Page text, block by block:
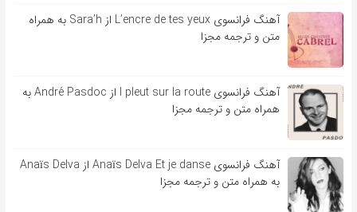
آهنگ فرانسوی L’encre de tes yeux از Sara’h به همراه
متن و ترجمه مجزا
آهنگ فرانسوی l pleut sur la route از André Pasdoc به
همراه متن و ترجمه مجزا
آهنگ فرانسوی Anaïs Delva Et je danse از Anaïs Delva
به همراه متن و ترجمه مجزا